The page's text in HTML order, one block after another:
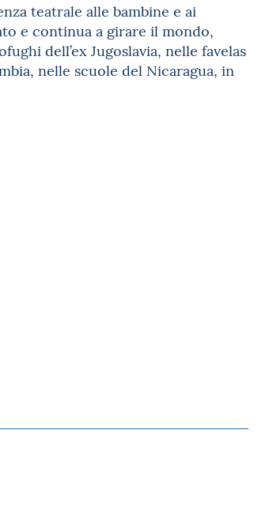
teatrale alle bambine e ai
e continua a girare il mondo,
dell’ex Jugoslavia, nelle favelas
nelle scuole del Nicaragua, in